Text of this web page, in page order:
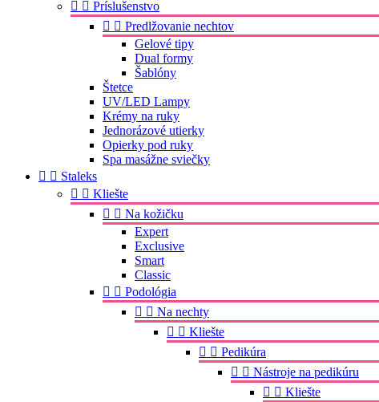
  Príslušenstvo
  Predlžovanie nechtov
Gelové tipy
Dual formy
Šablóny
Štetce
UV/LED Lampy
Krémy na ruky
Jednorázové utierky
Opierky pod ruky
Spa masážne sviečky
  Staleks
  Kliešte
  Na kožičku
Expert
Exclusive
Smart
Classic
  Podológia
  Na nechty
  Kliešte
  Pedikúra
  Nástroje na pedikúru
  Kliešte